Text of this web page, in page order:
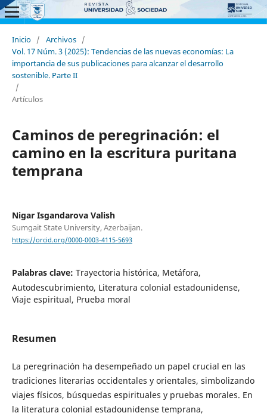
Inicio / Archivos /
Vol. 17 Núm. 3 (2025): Tendencias de las nuevas economías: La
importancia de sus publicaciones para alcanzar el desarrollo
sostenible. Parte II
/
Artículos
Caminos de peregrinación: el
camino en la escritura puritana
temprana
Nigar Isgandarova Valish
Sumgait State University, Azerbaijan.
https://orcid.org/0000-0003-4115-5693
Palabras clave: Trayectoria histórica, Metáfora,
Autodescubrimiento, Literatura colonial estadounidense,
Viaje espiritual, Prueba moral
Resumen
La peregrinación ha desempeñado un papel crucial en las
tradiciones literarias occidentales y orientales, simbolizando
viajes físicos, búsquedas espirituales y pruebas morales. En
la literatura colonial estadounidense temprana,